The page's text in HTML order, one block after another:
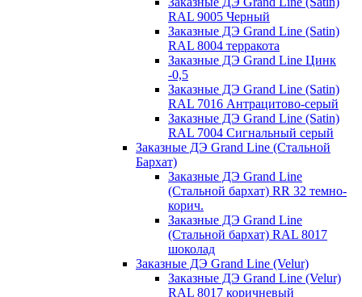
RAL 9005 Черный
Заказные ДЭ Grand Line (Satin)
RAL 8004 терракота
Заказные ДЭ Grand Line Цинк
-0,5
Заказные ДЭ Grand Line (Satin)
RAL 7016 Антрацитово-серый
Заказные ДЭ Grand Line (Satin)
RAL 7004 Сигнальный серый
Заказные ДЭ Grand Line (Стальной
Бархат)
Заказные ДЭ Grand Line
(Стальной бархат) RR 32 темно-
корич.
Заказные ДЭ Grand Line
(Стальной бархат) RAL 8017
шоколад
Заказные ДЭ Grand Line (Velur)
Заказные ДЭ Grand Line (Velur)
RAL 8017 коричневый